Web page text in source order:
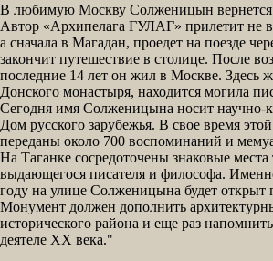
В любимую Москву Солженицын вернется
Автор «Архипелага ГУЛАГ» прилетит не
а сначала в Магадан, проедет на поезде
закончит путешествие в столице. После
последние 14 лет он жил в Москве. Здесь
Донского монастыря, находится могила
Сегодня имя Солженицына носит научно-
Дом русского зарубежья. В свое время
переданы около 700 воспоминаний и
На Таганке сосредоточены знаковые места
выдающегося писателя и философа.
году на улице Солженицына будет открыт
Монумент должен дополнить
исторического района и еще раз
деятеле XX века."